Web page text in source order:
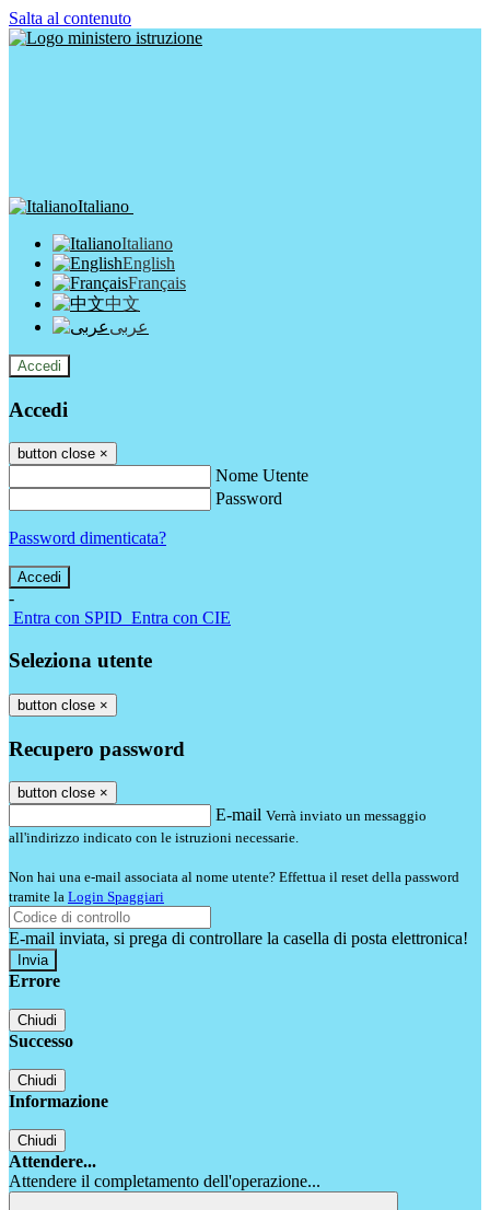
Salta al contenuto
Italiano
Italiano
English
Français
中文
عربى
Accedi
Accedi
button close ×
Nome Utente
Password
Password dimenticata?
-
Entra con SPID Entra con CIE
Seleziona utente
button close ×
Recupero password
button close ×
E-mail Verrà inviato un messaggio
all'indirizzo indicato con le istruzioni necessarie.
Non hai una e-mail associata al nome utente? Effettua il reset della password
tramite la Login Spaggiari
E-mail inviata, si prega di controllare la casella di posta elettronica!
Errore
Chiudi
Successo
Chiudi
Informazione
Chiudi
Attendere...
Attendere il completamento dell'operazione...